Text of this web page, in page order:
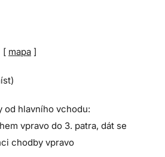
mapa ]
od hlavního vchodu:
vpravo do 3. patra, dát se
chodby vpravo